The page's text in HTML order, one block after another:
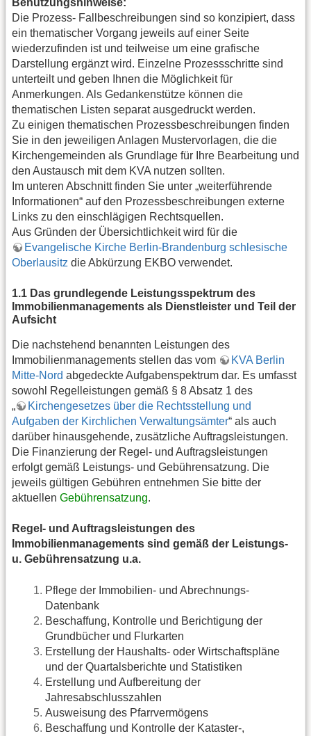
Benutzungshinweise:
Die Prozess- Fallbeschreibungen sind so konzipiert, dass
ein thematischer Vorgang jeweils auf einer Seite
wiederzufinden ist und teilweise um eine grafische
Darstellung ergänzt wird. Einzelne Prozessschritte sind
unterteilt und geben Ihnen die Möglichkeit für
Anmerkungen. Als Gedankenstütze können die
thematischen Listen separat ausgedruckt werden.
Zu einigen thematischen Prozessbeschreibungen finden
Sie in den jeweiligen Anlagen Mustervorlagen, die die
Kirchengemeinden als Grundlage für Ihre Bearbeitung und
den Austausch mit dem KVA nutzen sollten.
Im unteren Abschnitt finden Sie unter „weiterführende
Informationen“ auf den Prozessbeschreibungen externe
Links zu den einschlägigen Rechtsquellen.
Aus Gründen der Übersichtlichkeit wird für die
Evangelische Kirche Berlin-Brandenburg schlesische
Oberlausitz die Abkürzung EKBO verwendet.
1.1 Das grundlegende Leistungsspektrum des
Immobilienmanagements als Dienstleister und Teil der
Aufsicht
Die nachstehend benannten Leistungen des
Immobilienmanagements stellen das vom
KVA Berlin
Mitte-Nord abgedeckte Aufgabenspektrum dar. Es umfasst
sowohl Regelleistungen gemäß § 8 Absatz 1 des
„
Kirchengesetzes über die Rechtsstellung und
Aufgaben der Kirchlichen Verwaltungsämter“ als auch
darüber hinausgehende, zusätzliche Auftragsleistungen.
Die Finanzierung der Regel- und Auftragsleistungen
erfolgt gemäß Leistungs- und Gebührensatzung. Die
jeweils gültigen Gebühren entnehmen Sie bitte der
aktuellen Gebührensatzung.
Regel- und Auftragsleistungen des
Immobilienmanagements sind gemäß der Leistungs-
u. Gebührensatzung u.a.
Pflege der Immobilien- und Abrechnungs-
Datenbank
Beschaffung, Kontrolle und Berichtigung der
Grundbücher und Flurkarten
Erstellung der Haushalts- oder Wirtschaftspläne
und der Quartalsberichte und Statistiken
Erstellung und Aufbereitung der
Jahresabschlusszahlen
Ausweisung des Pfarrvermögens
Beschaffung und Kontrolle der Kataster-,